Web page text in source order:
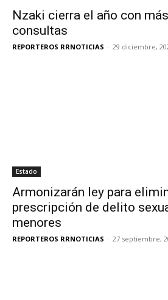
Nzaki cierra el año con
consultas
REPORTEROS RRNOTICIAS - 29 diciembre,
Estado
Armonizarán ley para
prescripción de delito
menores
REPORTEROS RRNOTICIAS - 27 septiembre,